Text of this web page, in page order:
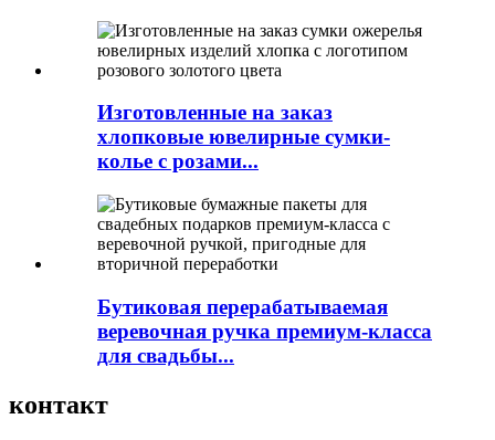
Изготовленные на заказ
хлопковые ювелирные сумки-
колье с розами...
Бутиковая перерабатываемая
веревочная ручка премиум-класса
для свадьбы...
контакт